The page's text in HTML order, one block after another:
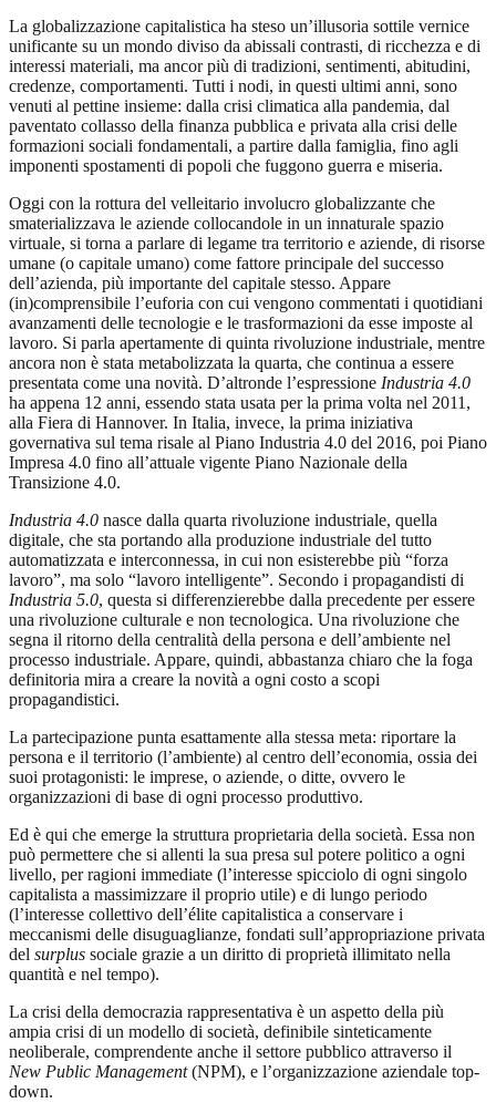
La globalizzazione capitalistica ha steso un’illusoria sottile vernice
unificante su un mondo diviso da abissali contrasti, di ricchezza e di
interessi materiali, ma ancor più di tradizioni, sentimenti, abitudini,
credenze, comportamenti. Tutti i nodi, in questi ultimi anni, sono
venuti al pettine insieme: dalla crisi climatica alla pandemia, dal
paventato collasso della finanza pubblica e privata alla crisi delle
formazioni sociali fondamentali, a partire dalla famiglia, fino agli
imponenti spostamenti di popoli che fuggono guerra e miseria.
Oggi con la rottura del velleitario involucro globalizzante che
smaterializzava le aziende collocandole in un innaturale spazio
virtuale, si torna a parlare di legame tra territorio e aziende, di risorse
umane (o capitale umano) come fattore principale del successo
dell’azienda, più importante del capitale stesso. Appare
(in)comprensibile l’euforia con cui vengono commentati i quotidiani
avanzamenti delle tecnologie e le trasformazioni da esse imposte al
lavoro. Si parla apertamente di quinta rivoluzione industriale, mentre
ancora non è stata metabolizzata la quarta, che continua a essere
presentata come una novità. D’altronde l’espressione Industria 4.0
ha appena 12 anni, essendo stata usata per la prima volta nel 2011,
alla Fiera di Hannover. In Italia, invece, la prima iniziativa
governativa sul tema risale al Piano Industria 4.0 del 2016, poi Piano
Impresa 4.0 fino all’attuale vigente Piano Nazionale della
Transizione 4.0.
Industria 4.0 nasce dalla quarta rivoluzione industriale, quella
digitale, che sta portando alla produzione industriale del tutto
automatizzata e interconnessa, in cui non esisterebbe più “forza
lavoro”, ma solo “lavoro intelligente”. Secondo i propagandisti di
Industria 5.0, questa si differenzierebbe dalla precedente per essere
una rivoluzione culturale e non tecnologica. Una rivoluzione che
segna il ritorno della centralità della persona e dell’ambiente nel
processo industriale. Appare, quindi, abbastanza chiaro che la foga
definitoria mira a creare la novità a ogni costo a scopi
propagandistici.
La partecipazione punta esattamente alla stessa meta: riportare la
persona e il territorio (l’ambiente) al centro dell’economia, ossia dei
suoi protagonisti: le imprese, o aziende, o ditte, ovvero le
organizzazioni di base di ogni processo produttivo.
Ed è qui che emerge la struttura proprietaria della società. Essa non
può permettere che si allenti la sua presa sul potere politico a ogni
livello, per ragioni immediate (l’interesse spicciolo di ogni singolo
capitalista a massimizzare il proprio utile) e di lungo periodo
(l’interesse collettivo dell’élite capitalistica a conservare i
meccanismi delle disuguaglianze, fondati sull’appropriazione privata
del surplus sociale grazie a un diritto di proprietà illimitato nella
quantità e nel tempo).
La crisi della democrazia rappresentativa è un aspetto della più
ampia crisi di un modello di società, definibile sinteticamente
neoliberale, comprendente anche il settore pubblico attraverso il
New Public Management(NPM), e l’organizzazione aziendale top-
down.